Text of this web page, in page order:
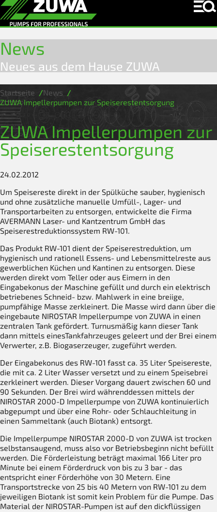
News
Neues aus dem Hause ZUWA
Startseite
News
ZUWA Impellerpumpen zur Speiserestentsorgung
ZUWA Impellerpumpen zur
Speiserestentsorgung
24.02.2012
Um Speisereste direkt in der Spülküche sauber, hygienisch
und ohne zusätzliche manuelle Umfüll-, Lager- und
Transportarbeiten zu entsorgen, entwickelte die Firma
AVERMANN Laser- und Kantzentrum GmbH das
Speiserestreduktionssystem RW-101.
Das Produkt RW-101 dient der Speiserestreduktion, um
hygienisch und rationell Essens- und Lebensmittelreste aus
gewerblichen Küchen und Kantinen zu entsorgen. Diese
werden direkt vom Teller oder aus Eimern in den
Eingabekonus der Maschine gefüllt und durch ein elektrisch
betriebenes Schneid- bzw. Mahlwerk in eine breiige,
pumpfähige Masse zerkleinert. Die Masse wird dann über die
eingebaute NIROSTAR Impellerpumpe von ZUWA in einen
zentralen Tank gefördert. Turnusmäßig kann dieser Tank
dann mittels einesTankfahrzeuges geleert und der Brei einem
Verwerter, z.B. Biogaserzeuger, zugeführt werden.
Der Eingabekonus des RW-101 fasst ca. 35 Liter Speisereste,
die mit ca. 2 Liter Wasser versetzt und zu einem Speisebrei
zerkleinert werden. Dieser Vorgang dauert zwischen 60 und
90 Sekunden. Der Brei wird währenddessen mittels der
NIROSTAR 2000-D Impellerpumpe von ZUWA kontinuierlich
abgepumpt und über eine Rohr- oder Schlauchleitung in
einen Sammeltank (auch Biotank) entsorgt.
Die Impellerpumpe NIROSTAR 2000-D von ZUWA ist trocken
selbstansaugend, muss also vor Betriebsbeginn nicht befüllt
werden. Die Förderleistung beträgt maximal 166 Liter pro
Minute bei einem Förderdruck von bis zu 3 bar - das
entspricht einer Förderhöhe von 30 Metern. Eine
Transportstrecke von 25 bis 40 Metern von RW-101 zu dem
jeweiligen Biotank ist somit kein Problem für die Pumpe. Das
Material der NIROSTAR-Pumpen ist auf den dickflüssigen